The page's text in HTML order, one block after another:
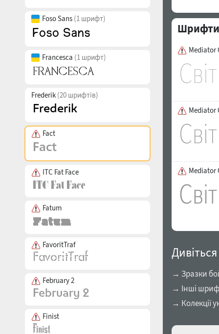
Foso Sans (1 шрифт)
Francesca (1 шрифт)
Frederik (20 шрифтів)
Fact
ITC Fat Face
Fatum
FavoritTraf
February 2
Finist
Шрифти
Mediator
Mediator
Mediator
→ Зразки
→ Інші
→ Колекції